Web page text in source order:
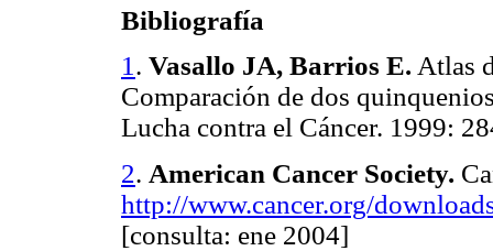
Bibliografía
1 . Vasallo JA, Barrios E. Atlas
Comparación de dos
Lucha contra el Cáncer. 1999:
2. American Cancer Society.
http://www.cancer.org/
[consulta: ene 2004]